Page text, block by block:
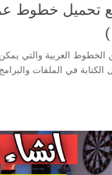
تحميل خطوط
العربية والتي
في الملفات